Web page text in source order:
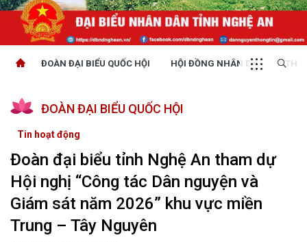
ĐOÀN ĐẠI BIỂU QUỐC HỘI HỘI ĐỒNG NHÂN DÂN
ĐOÀN ĐẠI BIỂU QUỐC HỘI
Tin hoạt động
Đoàn đại biểu tỉnh Nghệ An tham dự
Hội nghị “Công tác Dân nguyện và
Giám sát năm 2026” khu vực miền
Trung – Tây Nguyên